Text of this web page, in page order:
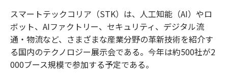
スマートテックコリア（STK）は、人工知能（AI）やロ
ボット、AIファクトリー、セキュリティ、デジタル流
通・物流など、さまざまな産業分野の革新技術を紹介す
る国内のテクノロジー展示会である。今年は約500社が2
000ブース規模で参加する予定である。